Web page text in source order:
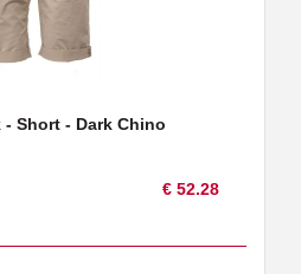
Short - Dark Chino
€ 52.28